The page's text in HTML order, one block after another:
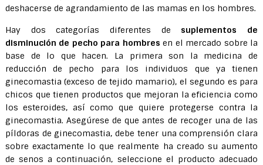
deshacerse de agrandamiento de las mamas en los hombres.
Hay dos categorías diferentes de suplementos de
disminución de pecho para hombres en el mercado sobre la
base de lo que hacen. La primera son la medicina de
reducción de pecho para los individuos que ya tienen
ginecomastia (exceso de tejido mamario), el segundo es para
chicos que tienen productos que mejoran la eficiencia como
los esteroides, así como que quiere protegerse contra la
ginecomastia. Asegúrese de que antes de recoger una de las
píldoras de ginecomastia, debe tener una comprensión clara
sobre exactamente lo que realmente ha creado su aumento
de senos a continuación, seleccione el producto adecuado